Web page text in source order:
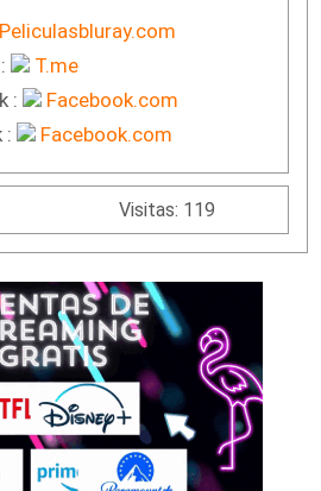
Peliculasbluray.com
:
T.me
:
Facebook.com
:
Facebook.com
Visitas: 119